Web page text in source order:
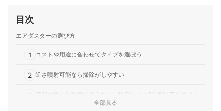
目次
エアダスターの選び方
1 コストや用途に合わせてタイプを選ぼう
2 逆さ噴射可能なら掃除がしやすい
3 夜間や静かな環境で使うなら、騒音レベル70dB以下を選ぼう
全部見る